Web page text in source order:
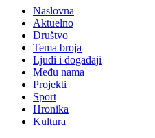
Naslovna
Aktuelno
Društvo
Tema broja
Ljudi i događaji
Među nama
Projekti
Sport
Hronika
Kultura